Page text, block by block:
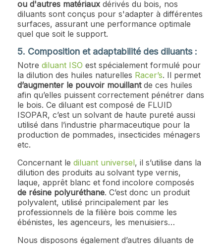
ou d'autres matériaux dérivés du bois, nos
diluants sont conçus pour s'adapter à différentes
surfaces, assurant une performance optimale
quel que soit le support.
5. Composition et adaptabilité des diluants :
Notre diluant ISO est spécialement formulé pour
la dilution des huiles naturelles Racer’s. Il permet
d’augmenter le pouvoir mouillantde ces huiles
afin qu’elles puissent correctement pénétrer dans
le bois. Ce diluant est composé de FLUID
ISOPAR, c’est un solvant de haute pureté aussi
utilisé dans l’industrie pharmaceutique pour la
production de pommades, insecticides ménagers
etc.
Concernant le diluant universel, il s’utilise dans la
dilution des produits au solvant type vernis,
laque, apprêt blanc et fond incolore composés
de résine polyuréthane. C’est donc un produit
polyvalent, utilisé principalement par les
professionnels de la filière bois comme les
ébénistes, les agenceurs, les menuisiers…
Nous disposons également d’autres diluants de